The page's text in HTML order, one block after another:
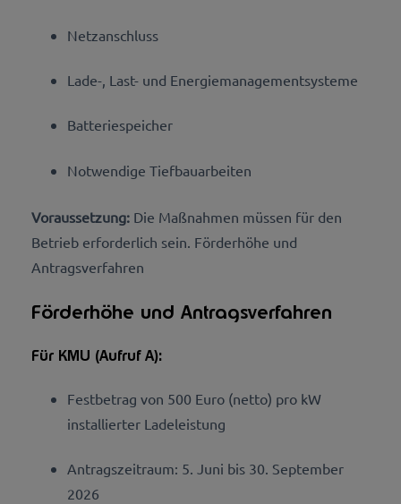
Netzanschluss
L ade-, Last- und Energiemanagementsysteme
Batteriespeicher
Notwendige Tiefbauarbeiten
Voraussetzung: Die Maßnahmen müssen für den
Betrieb erforderlich sein. Förderhöhe und
Antragsverfahren
Förderhöhe und Antragsverfahren
Für KMU (Aufruf A):
Festbetrag von 500 Euro (netto) pro kW
installierter Ladeleistung
Antragszeitraum: 5. Juni bis 30. September
2026